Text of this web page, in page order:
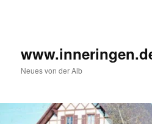
Neues von der Alb